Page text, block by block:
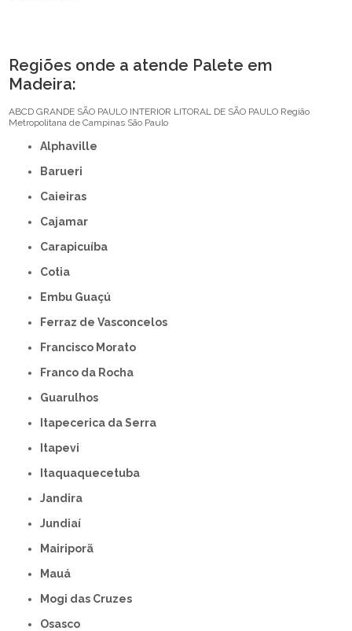
Regiões onde a atende Palete em
Madeira:
ABCD GRANDE SÃO PAULO INTERIOR LITORAL DE SÃO PAULO Região
Metropolitana de Campinas São Paulo
Alphaville
Barueri
Caieiras
Cajamar
Carapicuíba
Cotia
Embu Guaçú
Ferraz de Vasconcelos
Francisco Morato
Franco da Rocha
Guarulhos
Itapecerica da Serra
Itapevi
Itaquaquecetuba
Jandira
Jundiaí
Mairiporã
Mauá
Mogi das Cruzes
Osasco